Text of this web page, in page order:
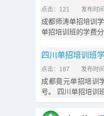
点击：121 发布时
成都师涛单招培训
单招培训班的学费
四川单招培训班
点击：187 发布时
成都竟元单招培训
号。 四川单招培训